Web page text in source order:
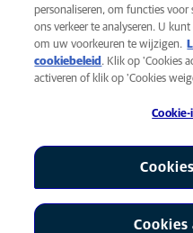
Cookies
Privacyverklaring
AniCura is een partner van
Cookie-instellingen
personaliseren, om functies
ons verkeer te analyseren. U
om uw voorkeuren te wijzigen.
cookiebeleid (opens in a new
. Klik op 'Cookies
activeren of klik op 'Cookies
Cookies